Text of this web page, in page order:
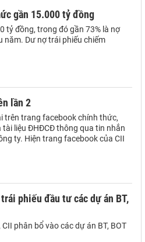
gần 15.000 tỷ đồng
tỷ đồng, trong đó gần 73% là nợ
năm. Dư nợ trái phiếu chiếm
lần 2
trên trang facebook chính thức,
liệu ĐHĐCĐ thông qua tin nhắn
ty. Hiện trang facebook của CII
phiếu đầu tư các dự án BT,
phân bổ vào các dự án BT, BOT